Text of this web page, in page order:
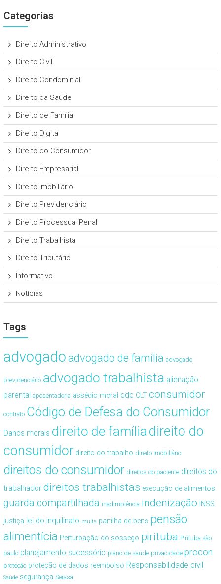
Categorias
Direito Administrativo
Direito Civil
Direito Condominial
Direito da Saúde
Direito de Família
Direito Digital
Direito do Consumidor
Direito Empresarial
Direito Imobiliário
Direito Previdenciário
Direito Processual Penal
Direito Trabalhista
Direito Tributário
Informativo
Notícias
Tags
advogado advogado de família advogado
previdenciário advogado trabalhista alienação
parental aposentadoria assédio moral cdc CLT consumidor
contrato Código de Defesa do Consumidor
Danos morais direito de famíliadireito do
consumidor direito do trabalho direito imobiliário
direitos do consumidor direitos do paciente direitos do
trabalhador direitos trabalhistas execução de alimentos
guarda compartilhada inadimplência indenização INSS
justiça lei do inquilinato multa partilha de bens pensão
alimentícia Perturbação do sossego pirituba Pirituba são
paulo planejamento sucessório plano de saúde privacidade procon
proteção proteção de dados reembolso Responsabilidade civil
Saúde segurança Serasa